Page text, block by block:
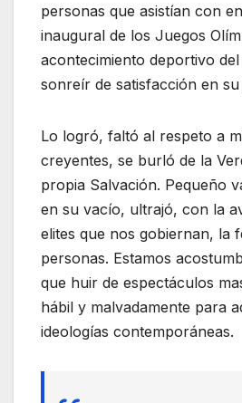
personas que asistían con
inaugural de los Juegos
acontecimiento deportivo
sonreír de satisfacción en
Lo logró, faltó al respeto a
creyentes, se burló de la
propia Salvación. Pequeño
en su vacío, ultrajó, con la
elites que nos gobiernan, la
personas. Estamos
que huir de espectáculos
hábil y malvadamente para
ideologías contemporáneas.